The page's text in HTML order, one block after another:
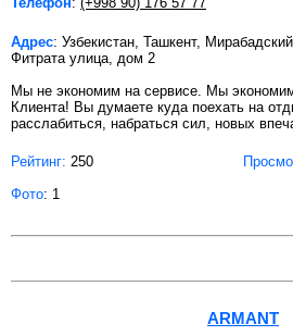
Адрес: Узбекистан, Ташкент,
Фитрата улица, дом 2
Мы не экономим на сервисе. Мы
Клиента! Вы думаете куда поехать на
расслабиться, набраться сил, новых
Рейтинг: 250
Фото: 1
ARMANT